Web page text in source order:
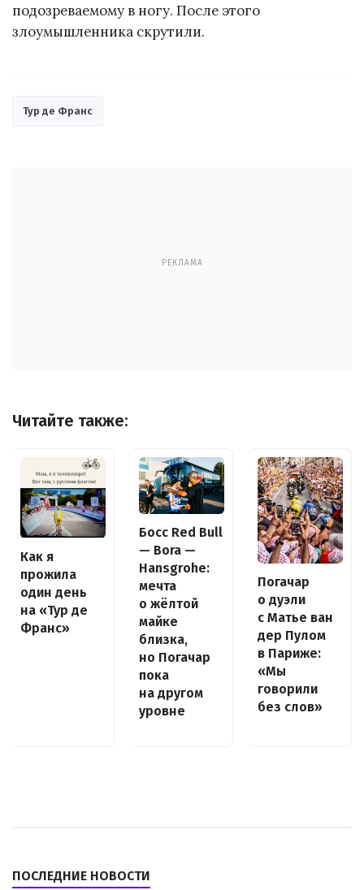
подозреваемому в ногу. После этого
злоумышленника скрутили.
Тур де Франс
РЕКЛАМА
Читайте также:
Как я
прожила
один день
на «Тур де
Франс»
Босс Red Bull
— Bora —
Hansgrohe:
мечта
о жёлтой
майке
близка,
но Погачар
пока
на другом
уровне
Погачар
о дуэли
с Матье ван
дер Пулом
в Париже:
«Мы
говорили
без слов»
ПОСЛЕДНИЕ НОВОСТИ